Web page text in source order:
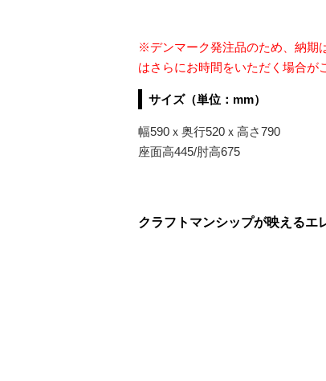
※デンマーク発注品のため、納期
はさらにお時間をいただく場合が
サイズ（単位：mm）
幅590ｘ奥行520ｘ高さ790
座面高445/肘高675
クラフトマンシップが映えるエ